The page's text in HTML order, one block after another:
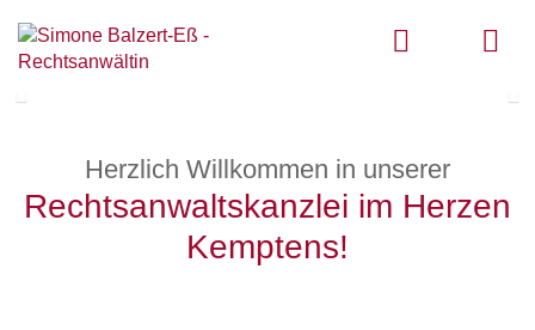
Zurück
Herzlich Willkommen in unserer
Rechts­anwalts­kanzlei im Herzen
Kemptens!